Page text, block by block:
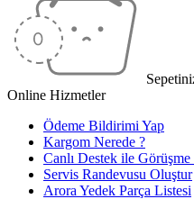
Online Hizmetler
Ödeme Bildirimi Yap
Kargom Nerede ?
Canlı Destek ile Görüşme
Servis Randevusu Oluştur
Arora Yedek Parça Listesi